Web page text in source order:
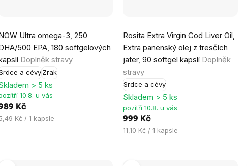
Ultra omega-3, 250
500 EPA, 180 softgelových
Doplněk stravy
a cévyZrak
hodnocení
produktu
je
4,8
z
5
hvězdiček.
> 5 ks
10.8. u vás
Kč
Kč / 1 kapsle
Rosita Extra Virgin Cod Liver Oil,
Extra panenský olej z tresčích
jater, 90 softgel kapslí Doplněk
stravy
Srdce a cévy
hodnocení
produktu
je
5,0
z
5
hvězdiček.
Skladem > 5 ks
pozítří 10.8. u vás
999 Kč
Měrná
11,10 Kč / 1 kapsle